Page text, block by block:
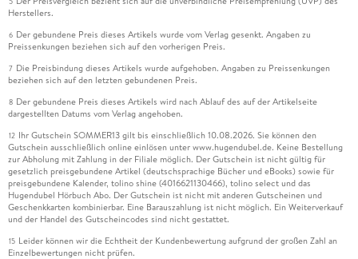
Herstellers.
6 Der gebundene Preis dieses Artikels wurde vom Verlag gesenkt. Angaben zu
Preissenkungen beziehen sich auf den vorherigen Preis.
7 Die Preisbindung dieses Artikels wurde aufgehoben. Angaben zu Preissenkungen
beziehen sich auf den letzten gebundenen Preis.
8 Der gebundene Preis dieses Artikels wird nach Ablauf des auf der Artikelseite
dargestellten Datums vom Verlag angehoben.
12 Ihr Gutschein SOMMER13 gilt bis einschließlich 10.08.2026. Sie können den
Gutschein ausschließlich online einlösen unter www.hugendubel.de. Keine Bestellung
zur Abholung mit Zahlung in der Filiale möglich. Der Gutschein ist nicht gültig für
gesetzlich preisgebundene Artikel (deutschsprachige Bücher und eBooks) sowie für
preisgebundene Kalender, tolino shine (4016621130466), tolino select und das
Hugendubel Hörbuch Abo. Der Gutschein ist nicht mit anderen Gutscheinen und
Geschenkkarten kombinierbar. Eine Barauszahlung ist nicht möglich. Ein Weiterverkauf
und der Handel des Gutscheincodes sind nicht gestattet.
15 Leider können wir die Echtheit der Kundenbewertung aufgrund der großen Zahl an
Einzelbewertungen nicht prüfen.